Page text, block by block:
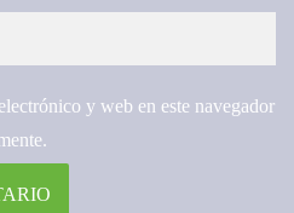
y web en este navegador